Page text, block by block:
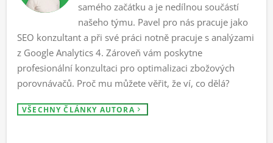
samého začátku a je nedílnou součástí
našeho týmu. Pavel pro nás pracuje jako
SEO konzultant a při své práci notně pracuje s analýzami
z Google Analytics 4. Zároveň vám poskytne
profesionální konzultaci pro optimalizaci zbožových
porovnávačů. Proč mu můžete věřit, že ví, co dělá?
VŠECHNY ČLÁNKY AUTORA